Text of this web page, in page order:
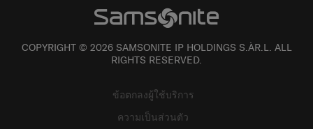
COPYRIGHT © 2026 SAMSONITE IP HOLDINGS S.ÀR.L. ALL
RIGHTS RESERVED.
ข้อตกลงผู้ใช้บริการ
ความเป็นส่วนตัว